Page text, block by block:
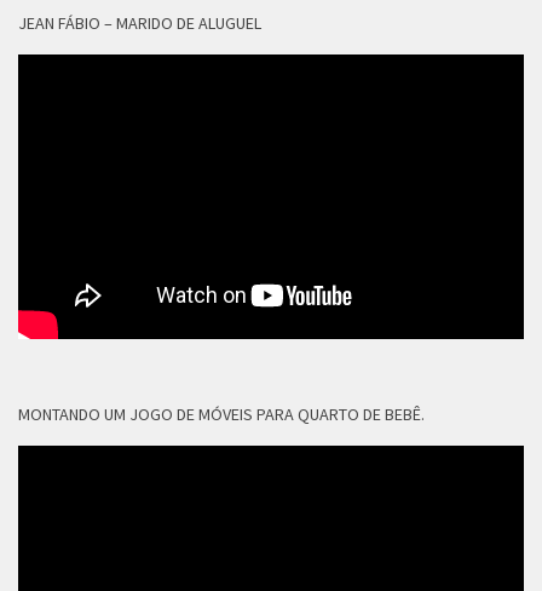
JEAN FÁBIO – MARIDO DE ALUGUEL
MONTANDO UM JOGO DE MÓVEIS PARA QUARTO DE BEBÊ.